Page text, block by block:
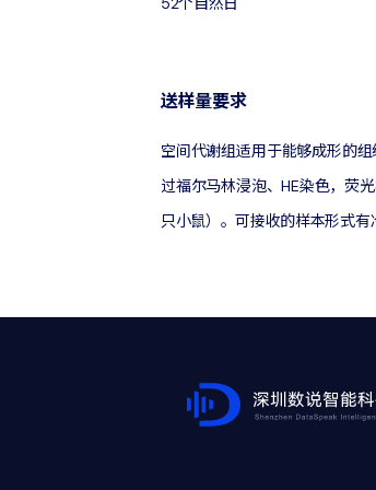
送样量要求
空间代谢组适用于能够成形的
过福尔马林浸泡、HE染色，荧
只小鼠）。可接收的样本形式